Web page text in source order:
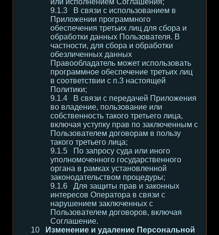
или исполнением Соглашения;
В связи с использованием в
Приложении программного
обеспечения третьих лиц для сбора и
обработки данных Пользователя. В
частности, для сбора и обработки
обезличенных данных
Правообладатель может использовать
программное обеспечение третьих лиц
в соответствии с п.3 настоящей
Политики;
В связи с передачей Приложения
во владение, пользование или
собственность такого третьего лица,
включая уступку прав по заключенным с
Пользователем договорам в пользу
такого третьего лица;
По запросу суда или иного
уполномоченного государственного
органа в рамках установленной
законодательством процедуры;
Для защиты прав и законных
интересов Оператора в связи с
нарушением заключенных с
Пользователем договоров, включая
Соглашение.
Изменение и удаление Персональной